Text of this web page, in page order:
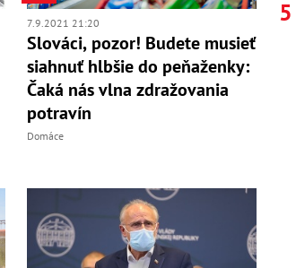
7.9.2021 21:20
Slováci, pozor! Budete musieť
siahnuť hlbšie do peňaženky:
Čaká nás vlna zdražovania
potravín
Domáce